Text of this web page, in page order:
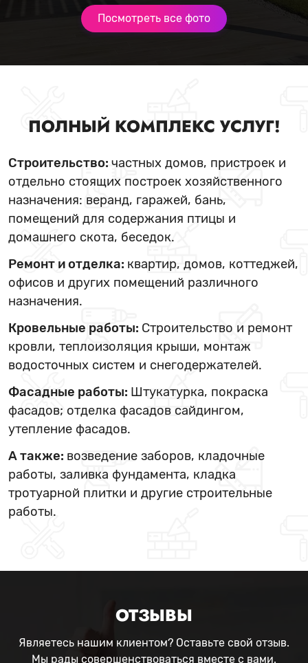
Посмотреть все фото
ПОЛНЫЙ КОМПЛЕКС УСЛУГ!
Строительство: частных домов, пристроек и
отдельно стоящих построек хозяйственного
назначения: веранд, гаражей, бань,
помещений для содержания птицы и
домашнего скота, беседок.
Ремонт и отделка: квартир, домов, коттеджей,
офисов и других помещений различного
назначения.
Кровельные работы: Строительство и ремонт
кровли, теплоизоляция крыши, монтаж
водосточных систем и снегодержателей.
Фасадные работы: Штукатурка, покраска
фасадов; отделка фасадов сайдингом,
утепление фасадов.
А также: возведение заборов, кладочные
работы, заливка фундамента, кладка
тротуарной плитки и другие строительные
работы.
ОТЗЫВЫ
Являетесь нашим клиентом? Оставьте свой отзыв.
Мы рады совершенствоваться вместе с вами.